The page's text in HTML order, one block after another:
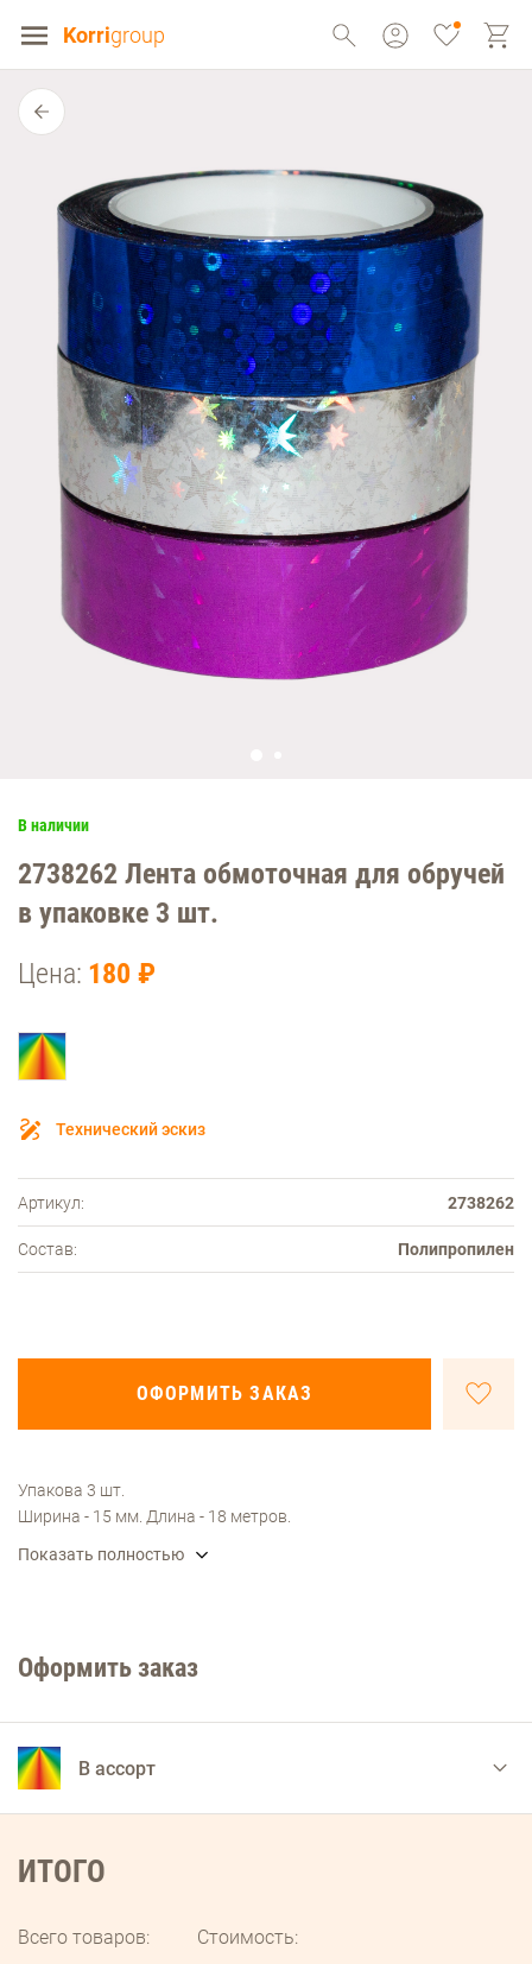
Korrigroup
В наличии
2738262 Лента обмоточная для обручей
в упаковке 3 шт.
Цена: 180 ₽
Технический эскиз
Артикул: 2738262
Состав: Полипропилен
ОФОРМИТЬ ЗАКАЗ
Упакова 3 шт.
Ширина - 15 мм. Длина - 18 метров.
Показать полностью
Оформить заказ
В ассорт
ИТОГО
Всего товаров: Стоимость: